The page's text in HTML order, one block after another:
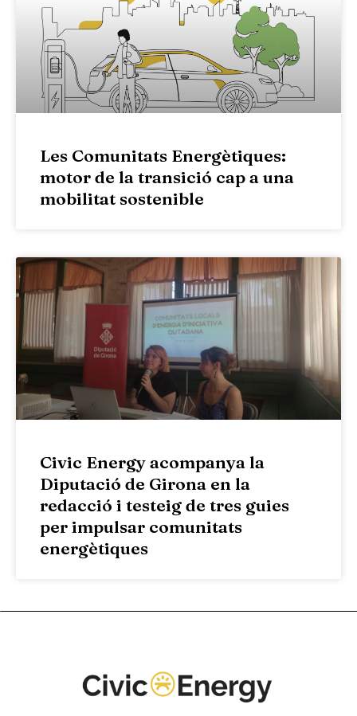
Les Comunitats Energètiques:
motor de la transició cap a una
mobilitat sostenible
Civic Energy acompanya la
Diputació de Girona en la
redacció i testeig de tres guies
per impulsar comunitats
energètiques